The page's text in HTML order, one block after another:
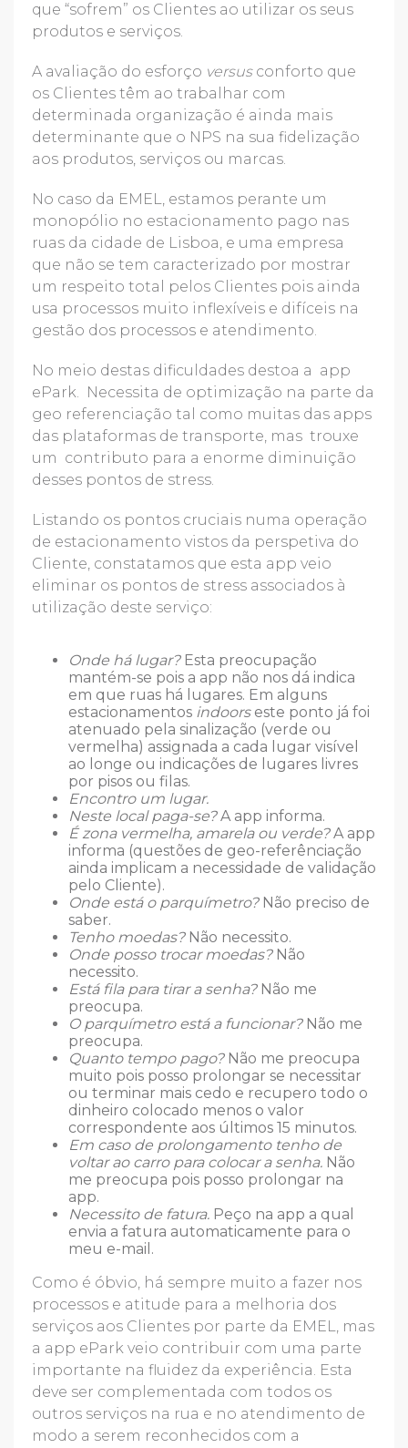
que “sofrem” os Clientes ao utilizar os seus
produtos e serviços.
A avaliação do esforço versusconforto que
os Clientes têm ao trabalhar com
determinada organização é ainda mais
determinante que o NPS na sua fidelização
aos produtos, serviços ou marcas.
No caso da EMEL, estamos perante um
monopólio no estacionamento pago nas
ruas da cidade de Lisboa, e uma empresa
que não se tem caracterizado por mostrar
um respeito total pelos Clientes pois ainda
usa processos muito inflexíveis e difíceis na
gestão dos processos e atendimento.
No meio destas dificuldades destoa a app
ePark. Necessita de optimização na parte da
geo referenciação tal como muitas das apps
das plataformas de transporte, mas trouxe
um contributo para a enorme diminuição
desses pontos de stress.
Listando os pontos cruciais numa operação
de estacionamento vistos da perspetiva do
Cliente, constatamos que esta app veio
eliminar os pontos de stress associados à
utilização deste serviço:
Onde há lugar?Esta preocupação
mantém-se pois a app não nos dá indica
em que ruas há lugares. Em alguns
estacionamentos indoorseste ponto já foi
atenuado pela sinalização (verde ou
vermelha) assignada a cada lugar visível
ao longe ou indicações de lugares livres
por pisos ou filas.
Encontro um lugar.
Neste local paga-se?A app informa.
É zona vermelha, amarela ou verde?A app
informa (questões de geo-referênciação
ainda implicam a necessidade de validação
pelo Cliente).
Onde está o parquímetro?Não preciso de
saber.
Tenho moedas?Não necessito.
Onde posso trocar moedas?Não
necessito.
Está fila para tirar a senha?Não me
preocupa.
O parquímetro está a funcionar?Não me
preocupa.
Quanto tempo pago?Não me preocupa
muito pois posso prolongar se necessitar
ou terminar mais cedo e recupero todo o
dinheiro colocado menos o valor
correspondente aos últimos 15 minutos.
Em caso de prolongamento tenho de
voltar ao carro para colocar a senha. Não
me preocupa pois posso prolongar na
app.
Necessito de fatura. Peço na app a qual
envia a fatura automaticamente para o
meu e-mail.
Como é óbvio, há sempre muito a fazer nos
processos e atitude para a melhoria dos
serviços aos Clientes por parte da EMEL, mas
a app ePark veio contribuir com uma parte
importante na fluidez da experiência. Esta
deve ser complementada com todos os
outros serviços na rua e no atendimento de
modo a serem reconhecidos com a